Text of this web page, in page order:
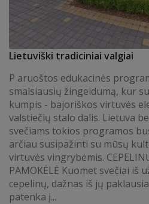
Lietuviški tradiciniai valgiai
P aruoštos edukacinės
smalsiausių žingeidumą, kur
kumpis - bajoriškos virtuvės
valstiečių stalo dalis. Lietuva
svečiams tokios programos
arčiau susipažinti su mūsų
virtuvės vingrybėmis.
PAMOKĖLĖ Kuomet svečiai iš
cepelinų, dažnas iš jų
patenka į...